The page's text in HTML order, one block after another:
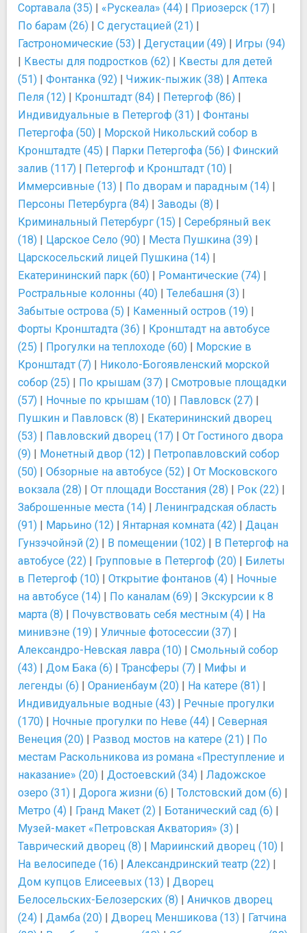
Сортавала (35) | «Рускеала» (44) | Приозерск (17) |
По барам (26) | С дегустацией (21) |
Гастрономические (53) | Дегустации (49) | Игры (94)
| Квесты для подростков (62) | Квесты для детей
(51) | Фонтанка (92) | Чижик-пыжик (38) | Аптека
Пеля (12) | Кронштадт (84) | Петергоф (86) |
Индивидуальные в Петергоф (31) | Фонтаны
Петергофа (50) | Морской Никольский собор в
Кронштадте (45) | Парки Петергофа (56) | Финский
залив (117) | Петергоф и Кронштадт (10) |
Иммерсивные (13) | По дворам и парадным (14) |
Персоны Петербурга (84) | Заводы (8) |
Криминальный Петербург (15) | Серебряный век
(18) | Царское Село (90) | Места Пушкина (39) |
Царскосельский лицей Пушкина (14) |
Екатерининский парк (60) | Романтические (74) |
Ростральные колонны (40) | Телебашня (3) |
Забытые острова (5) | Каменный остров (19) |
Форты Кронштадта (36) | Кронштадт на автобусе
(25) | Прогулки на теплоходе (60) | Морские в
Кронштадт (7) | Николо-Богоявленский морской
собор (25) | По крышам (37) | Смотровые площадки
(57) | Ночные по крышам (10) | Павловск (27) |
Пушкин и Павловск (8) | Екатерининский дворец
(53) | Павловский дворец (17) | От Гостиного двора
(9) | Монетный двор (12) | Петропавловский собор
(50) | Обзорные на автобусе (52) | От Московского
вокзала (28) | От площади Восстания (28) | Рок (22) |
Заброшенные места (14) | Ленинградская область
(91) | Марьино (12) | Янтарная комната (42) | Дацан
Гунзэчойнэй (2) | В помещении (102) | В Петергоф на
автобусе (22) | Групповые в Петергоф (20) | Билеты
в Петергоф (10) | Открытие фонтанов (4) | Ночные
на автобусе (14) | По каналам (69) | Экскурсии к 8
марта (8) | Почувствовать себя местным (4) | На
минивэне (19) | Уличные фотосессии (37) |
Александро-Невская лавра (10) | Смольный собор
(43) | Дом Бака (6) | Трансферы (7) | Мифы и
легенды (6) | Ораниенбаум (20) | На катере (81) |
Индивидуальные водные (43) | Речные прогулки
(170) | Ночные прогулки по Неве (44) | Северная
Венеция (20) | Развод мостов на катере (21) | По
местам Раскольникова из романа «Преступление и
наказание» (20) | Достоевский (34) | Ладожское
озеро (31) | Дорога жизни (6) | Толстовский дом (6) |
Метро (4) | Гранд Макет (2) | Ботанический сад (6) |
Музей-макет «Петровская Акватория» (3) |
Таврический дворец (8) | Мариинский дворец (10) |
На велосипеде (16) | Александринский театр (22) |
Дом купцов Елисеевых (13) | Дворец
Белосельских-Белозерских (8) | Аничков дворец
(24) | Дамба (20) | Дворец Меншикова (13) | Гатчина